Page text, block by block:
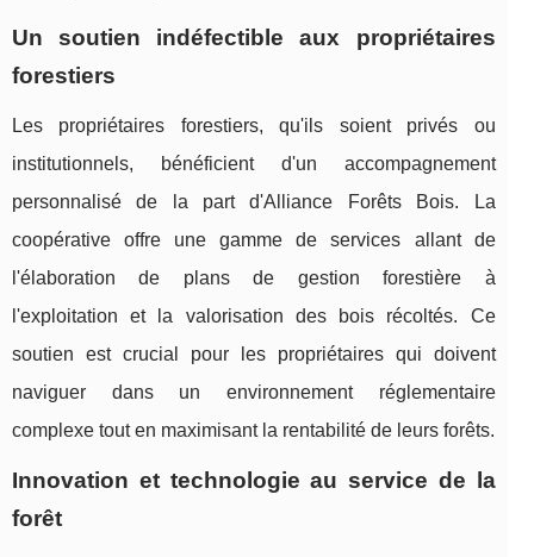
Un soutien indéfectible aux propriétaires
forestiers
Les propriétaires forestiers, qu'ils soient privés ou
institutionnels, bénéficient d'un accompagnement
personnalisé de la part d'Alliance Forêts Bois. La
coopérative offre une gamme de services allant de
l'élaboration de plans de gestion forestière à
l'exploitation et la valorisation des bois récoltés. Ce
soutien est crucial pour les propriétaires qui doivent
naviguer dans un environnement réglementaire
complexe tout en maximisant la rentabilité de leurs forêts.
Innovation et technologie au service de la
forêt